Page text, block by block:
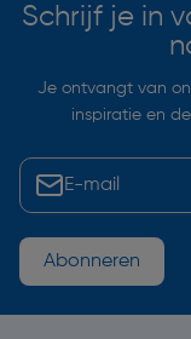
Schrijf je in
Je ontvangt van
inspiratie en
Abonneren